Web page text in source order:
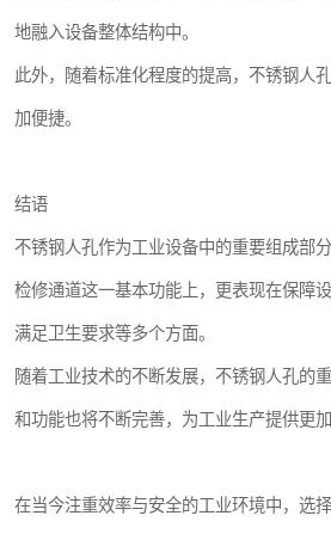
地融入设备整体结构中。
此外，随着标准化程度的提高，不锈钢人
加便捷。
结语
不锈钢人孔作为工业设备中的重要组成部
检修通道这一基本功能上，更表现在保障
满足卫生要求等多个方面。
随着工业技术的不断发展，不锈钢人孔的
和功能也将不断完善，为工业生产提供更加
在当今注重效率与安全的工业环境中，选